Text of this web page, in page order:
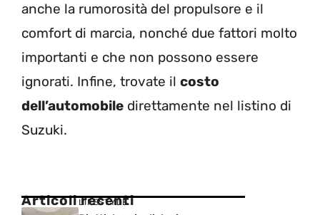
anche la rumorosità del propulsore e il
comfort di marcia, nonché due fattori molto
importanti e che non possono essere
ignorati. Infine, trovate il costo
dell’automobile direttamente nel listino di
Suzuki.
Articoli recenti
LIFESTYLE